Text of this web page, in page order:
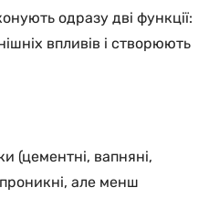
одразу дві функції:
впливів і створюють
(цементні, вапняні,
але менш